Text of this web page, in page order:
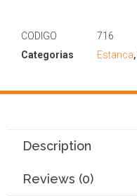
CODIGO
716
Categorias
Estanca,
Description
Reviews (0)